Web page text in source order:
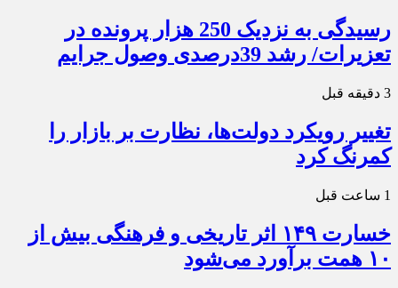
رسیدگی به نزدیک 250 هزار پرونده در
تعزیرات/ رشد 39درصدی وصول جرایم
3 دقیقه قبل
تغییر رویکرد دولت‌ها، نظارت بر بازار را
کمرنگ کرد
1 ساعت قبل
خسارت ۱۴۹ اثر تاریخی و فرهنگی بیش از
۱۰ همت برآورد می‌شود